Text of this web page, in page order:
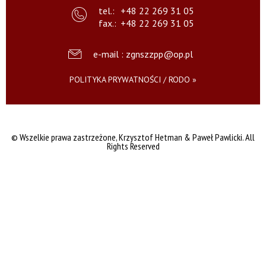
tel.: +48 22 269 31 05
fax.: +48 22 269 31 05
e-mail : zgnszzpp@op.pl
POLITYKA PRYWATNOŚCI / RODO »
© Wszelkie prawa zastrzeżone,Krzysztof Hetman & Paweł Pawlicki. All
Rights Reserved